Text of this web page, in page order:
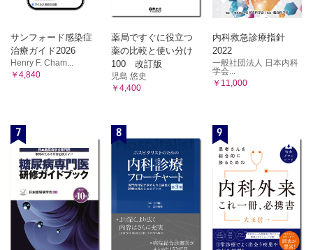
サンフォード感染症
治療ガイド2026
Henry F. Cham...
￥4,840
薬局ですぐに役立つ
薬の比較と使い分け
100 改訂版
児島 悠史
￥4,400
内科救急診療指針
2022
一般社団法人 日本内科
学会...
￥11,000
7 8 9